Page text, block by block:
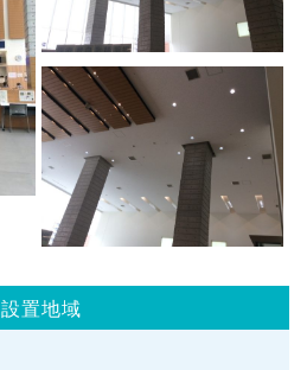
設置地域